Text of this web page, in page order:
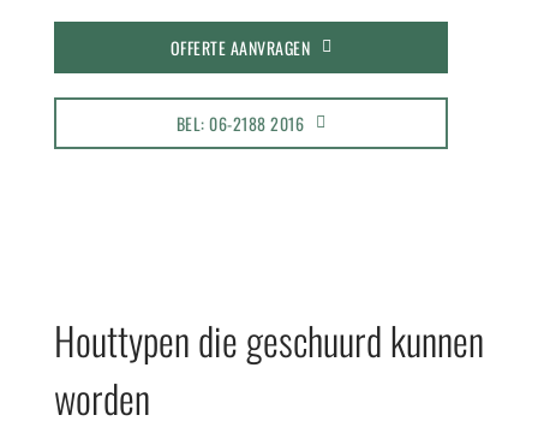
OFFERTE AANVRAGEN
BEL: 06-2188 2016
Houttypen die geschuurd kunnen
worden